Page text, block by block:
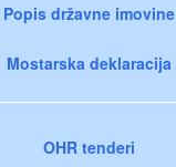
Popis državne imovine
Mostarska deklaracija
OHR tenderi